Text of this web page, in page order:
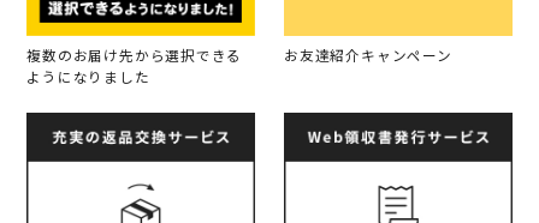
複数のお届け先から選択できる
ようになりました
お友達紹介キャンペーン